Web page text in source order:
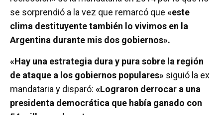
se sorprendió a la vez que remarcó que «este
clima destituyente también lo vivimos en la
Argentina durante mis dos gobiernos».
«Hay una estrategia dura y pura sobre la región
de ataque a los gobiernos populares» siguió la ex
mandataria y disparó: «Lograron derrocar a una
presidenta democrática que había ganado con